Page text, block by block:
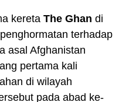
kereta The Ghan di
terhadap
asal Afghanistan
pertama kali
di wilayah
pada abad ke-